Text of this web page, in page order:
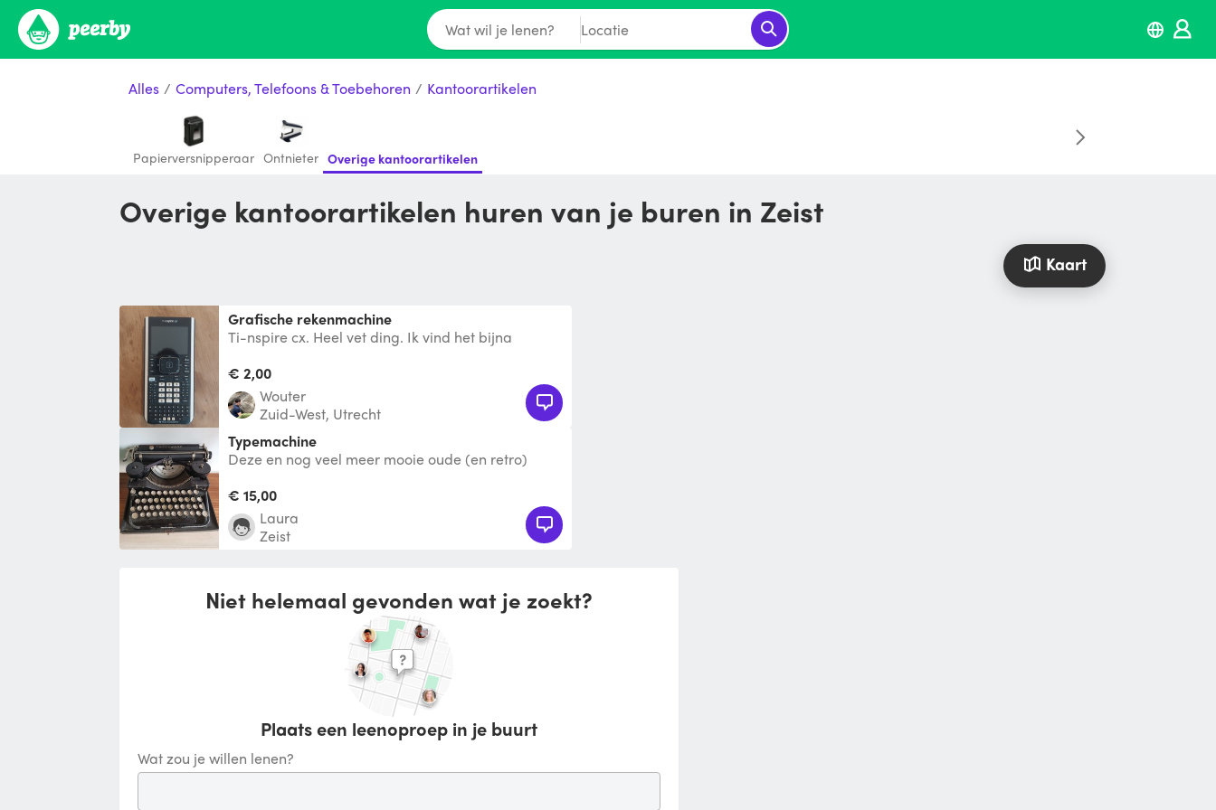
Wat wil je lenen? Locatie
Alles / Computers, Telefoons & Toebehoren / Kantoorartikelen
Papierversnipperaar Ontnieter Overige kantoorartikelen
Overige kantoorartikelen huren van je buren in Zeist
Kaart
Grafische rekenmachine
Ti-nspire cx. Heel vet ding. Ik vind het bijna
Statis
€ 2,00
Wouter
Zuid-West, Utrecht
Typemachine
Deze en nog veel meer mooie oude (en retro)
eveneme
€ 15,00
Laura
Zeist
Niet helemaal gevonden wat je zoekt?
Plaats een leenoproep in je buurt
Wat zou je willen lenen?